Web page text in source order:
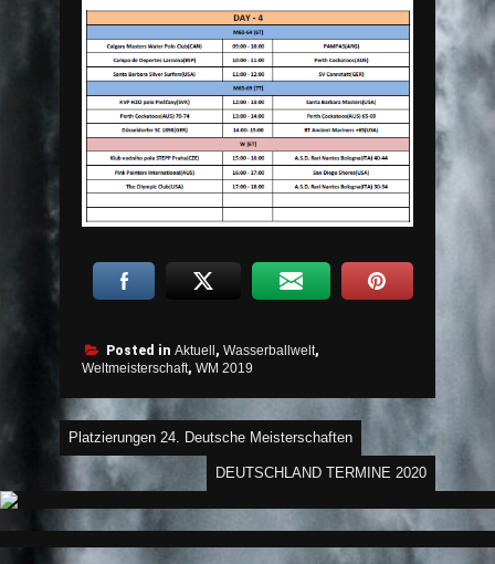
Posted in Aktuell , Wasserballwelt,
Weltmeisterschaft, WM 2019
Beitragsnavigation
Platzierungen 24. Deutsche Meisterschaften
DEUTSCHLAND TERMINE 2020